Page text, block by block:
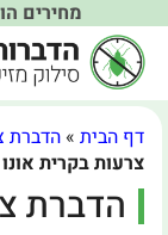
מחירים
דף הבית »הדברת
צרעות בקרית אונו
הדברת